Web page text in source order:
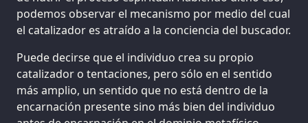
podemos observar el mecanismo por medio del cual
el catalizador es atraído a la conciencia del buscador.
Puede decirse que el individuo crea su propio
catalizador o tentaciones, pero sólo en el sentido
más amplio, un sentido que no está dentro de la
encarnación presente sino más bien del individuo